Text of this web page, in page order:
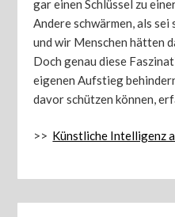
gar einen Schlüssel zu
Andere schwärmen, als
und wir Menschen hätten
Doch genau diese
eigenen Aufstieg
davor schützen können,
>> Künstliche Intelligenz